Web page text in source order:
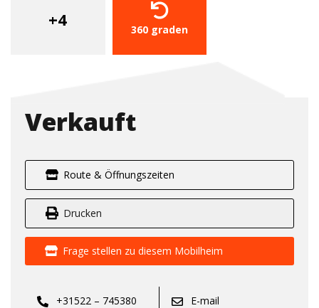
+4 360 graden
Verkauft
Route & Öffnungszeiten
Drucken
Frage stellen zu diesem Mobilheim
+31522 – 745380 E-mail